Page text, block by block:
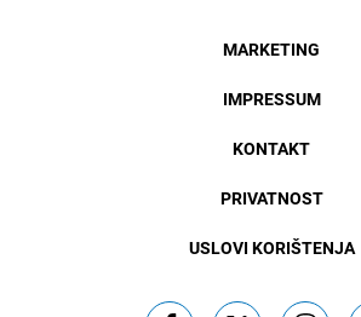
MARKETING
IMPRESSUM
KONTAKT
PRIVATNOST
USLOVI KORIŠTENJA